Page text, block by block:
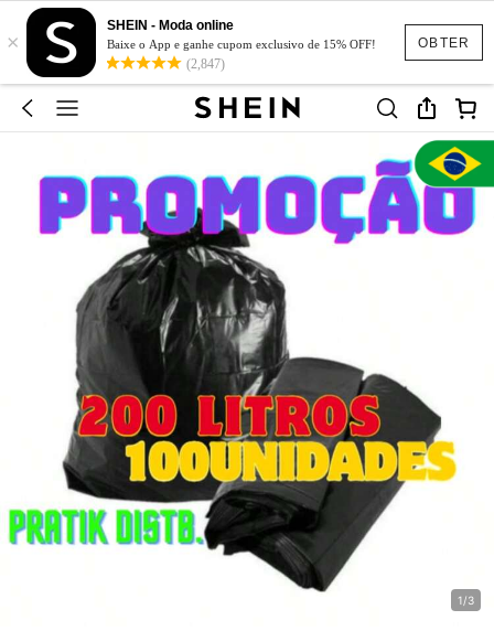
OBTER
×
SHEIN - Moda online
Baixe o App e ganhe cupom exclusivo de 15% OFF!
(2,847)
1/3